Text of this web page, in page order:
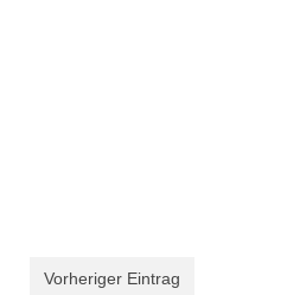
Vorheriger Eintrag